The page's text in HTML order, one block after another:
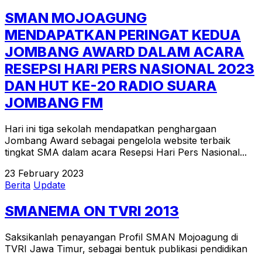
SMAN MOJOAGUNG
MENDAPATKAN PERINGAT KEDUA
JOMBANG AWARD DALAM ACARA
RESEPSI HARI PERS NASIONAL 2023
DAN HUT KE-20 RADIO SUARA
JOMBANG FM
Hari ini tiga sekolah mendapatkan penghargaan
Jombang Award sebagai pengelola website terbaik
tingkat SMA dalam acara Resepsi Hari Pers Nasional...
23 February 2023
Berita Update
SMANEMA ON TVRI 2013
Saksikanlah penayangan Profil SMAN Mojoagung di
TVRI Jawa Timur, sebagai bentuk publikasi pendidikan